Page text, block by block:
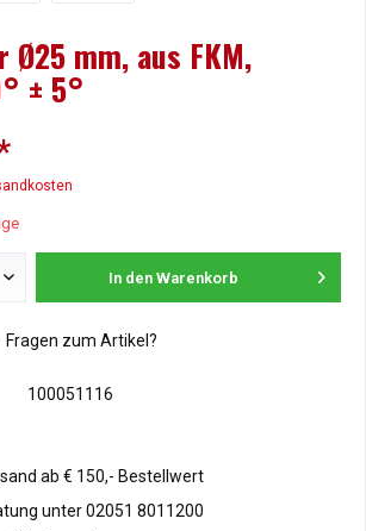
Ø25 mm, aus FKM,
± 5°
In den Warenkorb
Fragen zum Artikel?
100051116
ab € 150,- Bestellwert
unter 02051 8011200